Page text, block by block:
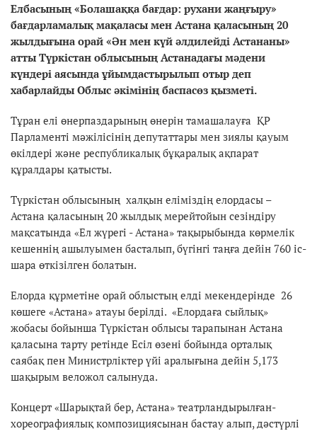
Елбасының «Болашаққа бағдар: рухани жаңғыру»
бағдарламалық мақаласы мен Астана қаласының 20
жылдығына орай «Ән мен күй әлдилейді Астананы»
атты Түркістан облысының Астанадағы мәдени
күндері аясында ұйымдастырылып отыр деп
хабарлайды Облыс әкімінің баспасөз қызметі.
Тұран елі өнерпаздарының өнерін тамашалауға ҚР
Парламенті мәжілісінің депутаттары мен зиялы қауым
өкілдері және республикалық бұқаралық ақпарат
құралдары қатысты.
Түркістан облысының халқын еліміздің елордасы –
Астана қаласының 20 жылдық мерейтойын сезіндіру
мақсатында «Ел жүрегі - Астана» тақырыбында көрмелік
кешеннің ашылуымен басталып, бүгінгі таңға дейін 760 іс-
шара өткізілген болатын.
Елорда құрметіне орай облыстың елді мекендерінде 26
көшеге «Астана» атауы берілді. «Елордаға сыйлық»
жобасы бойынша Түркістан облысы тарапынан Астана
қаласына тарту ретінде Есіл өзені бойында орталық
саябақ пен Министрліктер үйі аралығына дейін 5,173
шақырым веложол салынуда.
Концерт «Шарықтай бер, Астана» театрландырылған-
хореографиялық композициясынан бастау алып, дәстүрлі